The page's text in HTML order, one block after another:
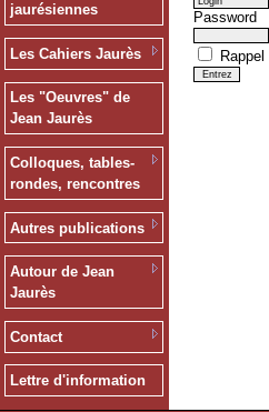
jaurésiennes
Les Cahiers Jaurès
Les "Oeuvres" de
Jean Jaurès
Colloques, tables-
rondes, rencontres
Autres publications
Autour de Jean
Jaurès
Contact
Lettre d'information
Password
Rappel